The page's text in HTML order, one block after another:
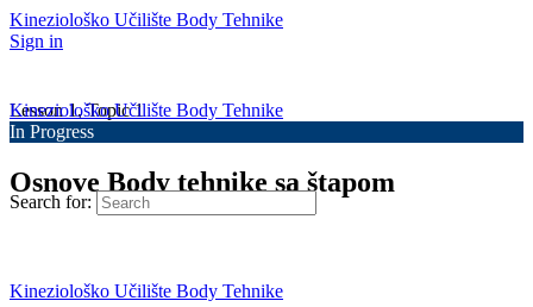
Kineziološko Učilište Body Tehnike
Sign in
Kineziološko Učilište Body Tehnike
Search for:
Kineziološko Učilište Body Tehnike
Lesson 1, Topic 1
In Progress
Osnove Body tehnike sa štapom